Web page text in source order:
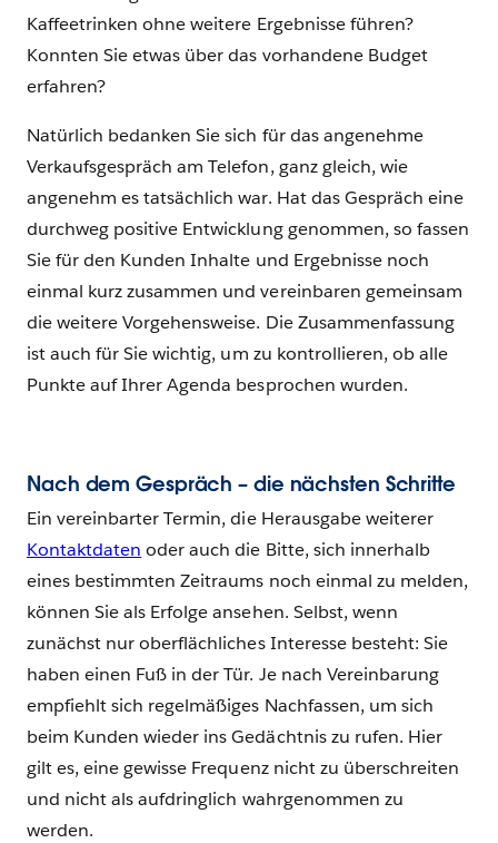
Kaffeetrinken ohne weitere Ergebnisse führen?
Konnten Sie etwas über das vorhandene Budget
erfahren?
Natürlich bedanken Sie sich für das angenehme
Verkaufsgespräch am Telefon, ganz gleich, wie
angenehm es tatsächlich war. Hat das Gespräch eine
durchweg positive Entwicklung genommen, so fassen
Sie für den Kunden Inhalte und Ergebnisse noch
einmal kurz zusammen und vereinbaren gemeinsam
die weitere Vorgehensweise. Die Zusammenfassung
ist auch für Sie wichtig, um zu kontrollieren, ob alle
Punkte auf Ihrer Agenda besprochen wurden.
Nach dem Gespräch – die nächsten Schritte
Ein vereinbarter Termin, die Herausgabe weiterer
Kontaktdaten oder auch die Bitte, sich innerhalb
eines bestimmten Zeitraums noch einmal zu melden,
können Sie als Erfolge ansehen. Selbst, wenn
zunächst nur oberflächliches Interesse besteht: Sie
haben einen Fuß in der Tür. Je nach Vereinbarung
empfiehlt sich regelmäßiges Nachfassen, um sich
beim Kunden wieder ins Gedächtnis zu rufen. Hier
gilt es, eine gewisse Frequenz nicht zu überschreiten
und nicht als aufdringlich wahrgenommen zu
werden.